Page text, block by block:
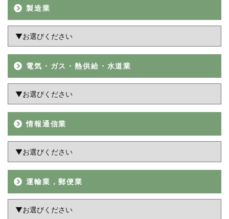
製造業
電気・ガス・熱供給・水道業
情報通信業
運輸業，郵便業